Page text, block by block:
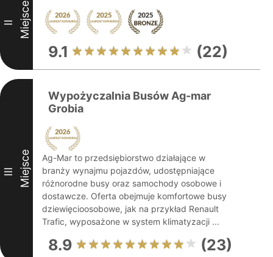
II Miejsce
9.1 (22)
III Miejsce
Wypożyczalnia Busów Ag-mar
Grobia
Ag-Mar to przedsiębiorstwo działające w
branży wynajmu pojazdów, udostępniające
różnorodne busy oraz samochody osobowe i
dostawcze. Oferta obejmuje komfortowe busy
dziewięcioosobowe, jak na przykład Renault
Trafic, wyposażone w system klimatyzacji ...
8.9 (23)